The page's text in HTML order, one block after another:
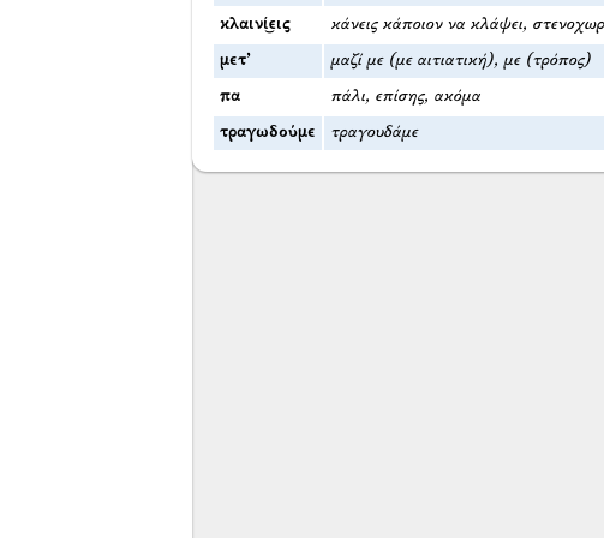
κλαινί͜εις κάνεις κάποιον να κλάψει,
μετ’ μαζί με (με αιτιατική), με (τρόπος)
πα πάλι, επίσης, ακόμα
τραγωδούμε τραγουδάμε